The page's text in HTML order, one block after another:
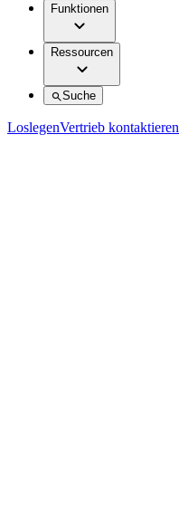
Funktionen
Ressourcen
Suche
LoslegenVertrieb kontaktieren